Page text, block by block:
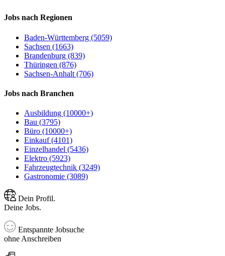
Jobs nach Regionen
Baden-Württemberg (5059)
Sachsen (1663)
Brandenburg (839)
Thüringen (876)
Sachsen-Anhalt (706)
Jobs nach Branchen
Ausbildung (10000+)
Bau (3795)
Büro (10000+)
Einkauf (4101)
Einzelhandel (5436)
Elektro (5923)
Fahrzeugtechnik (3249)
Gastronomie (3089)
Dein Profil.
Deine Jobs.
Entspannte Jobsuche
ohne Anschreiben